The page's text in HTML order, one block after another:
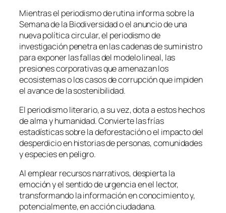
Mientras el periodismo de rutina informa sobre la
Semana de la Biodiversidad o el anuncio de una
nueva política circular, el periodismo de
investigación penetra en las cadenas de suministro
para exponer las fallas del modelo lineal, las
presiones corporativas que amenazan los
ecosistemas o los casos de corrupción que impiden
el avance de la sostenibilidad.
El periodismo literario, a su vez, dota a estos hechos
de alma y humanidad. Convierte las frías
estadísticas sobre la deforestación o el impacto del
desperdicio en historias de personas, comunidades
y especies en peligro.
Al emplear recursos narrativos, despierta la
emoción y el sentido de urgencia en el lector,
transformando la información en conocimiento y,
potencialmente, en acción ciudadana.